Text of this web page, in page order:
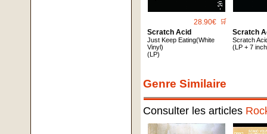
28.90€ 🛒
Scratch Acid
Just Keep Eating(White
Vinyl)
(LP)
Scratch
Scratch
(LP + 7
Genre Similaire
Consulter les articles